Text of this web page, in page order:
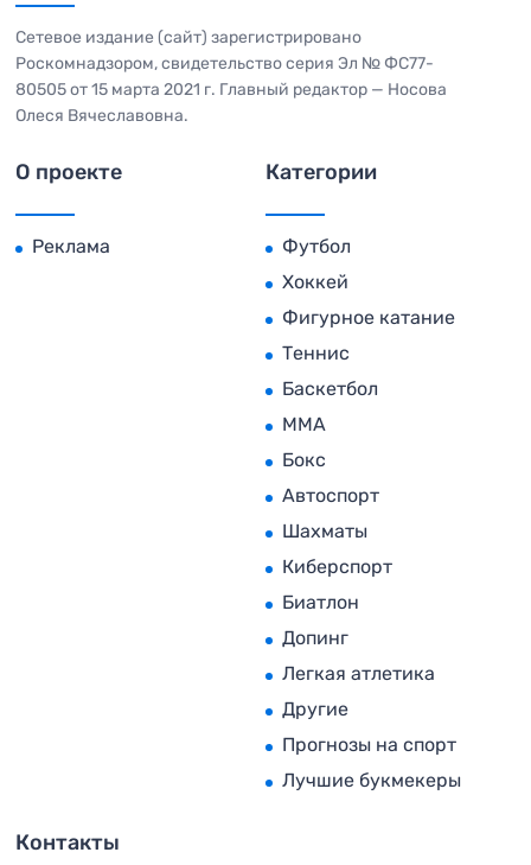
Сетевое издание (сайт) зарегистрировано
Роскомнадзором, свидетельство серия Эл № ФС77-
80505 от 15 марта 2021 г. Главный редактор — Носова
Олеся Вячеславовна.
О проекте
Реклама
Категории
Футбол
Хоккей
Фигурное катание
Теннис
Баскетбол
MMA
Бокс
Автоспорт
Шахматы
Киберспорт
Биатлон
Допинг
Легкая атлетика
Другие
Прогнозы на спорт
Лучшие букмекеры
Контакты